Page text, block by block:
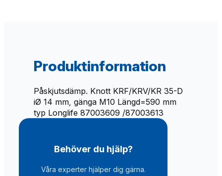
O
T
K
F
G
Produktinformation
Påskjutsdämp. Knott KRF/KRV/KR 35-D
iØ 14 mm, gänga M10 Längd=590 mm
typ Longlife 87003609 /87003613
Behöver du hjälp?
Våra experter hjälper dig gärna.